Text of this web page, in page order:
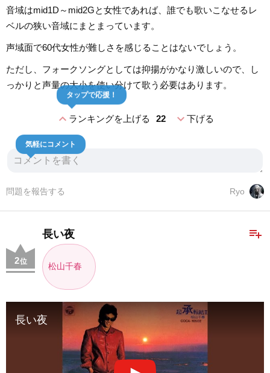
音域はmid1D～mid2Gと女性であれば、誰でも歌いこなせるレ
ベルの狭い音域にまとまっています。
声域面で60代女性が難しさを感じることはないでしょう。
ただし、フォークソングとしては抑揚がかなり激しいので、し
っかりと声量の大小を使い分けて歌う必要はあります。
expand_lessランキングを上げる 22
タップで応援！
expand_more下げる
気軽にコメント
Ryo
問題を報告する
playlist_add
長い夜
松山千春
2位
長い夜